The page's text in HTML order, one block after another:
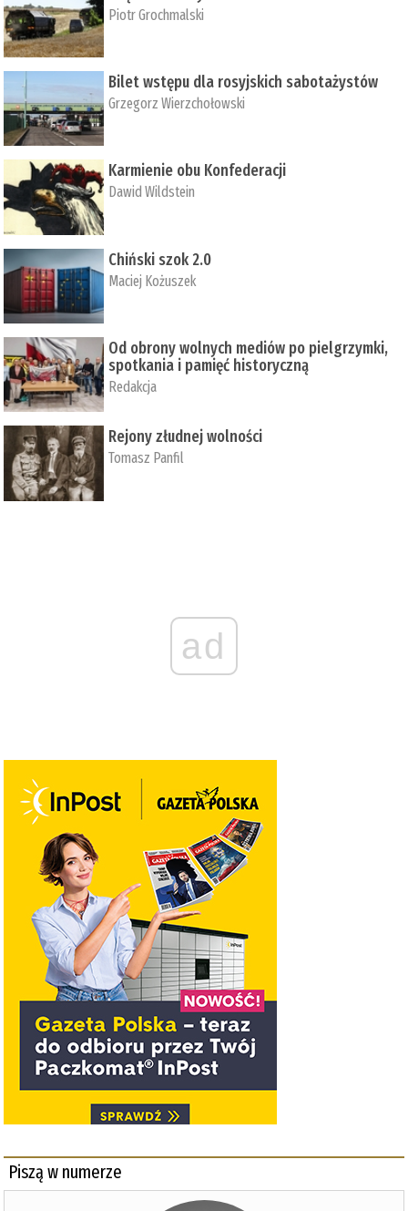
Piotr Grochmalski
Bilet wstępu dla rosyjskich sabotażystów
Grzegorz Wierzchołowski
Karmienie obu Konfederacji
Dawid Wildstein
Chiński szok 2.0
Maciej Kożuszek
Od obrony wolnych mediów po pielgrzymki,
spotkania i pamięć historyczną
Redakcja
Rejony złudnej wolności
Tomasz Panfil
ad
Piszą w numerze